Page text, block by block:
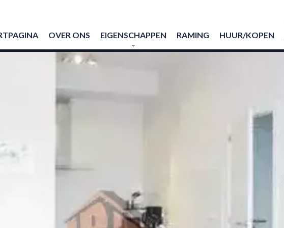
OVER ONS EIGENSCHAPPEN RAMING HUUR/KOPEN